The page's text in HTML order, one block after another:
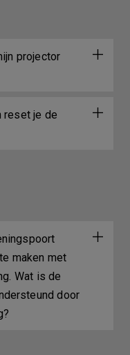
projector
reset je de
maken met
Wat is de
door